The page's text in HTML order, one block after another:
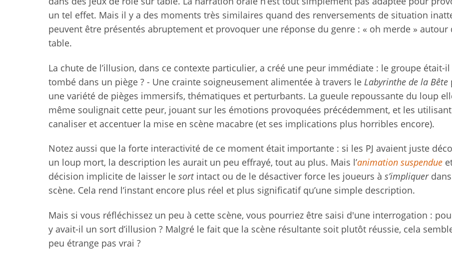
un tel effet. Mais il y a des moments très similaires quand des renversements de situation
peuvent être présentés abruptement et provoquer une réponse du genre : « oh merde » autour
table.
La chute de l’illusion, dans ce contexte particulier, a créé une peur immédiate : le groupe était-il
tombé dans un piège ? - Une crainte soigneusement alimentée à travers le Labyrinthe de la Bête
une variété de pièges immersifs, thématiques et perturbants. La gueule repoussante du loup
même soulignait cette peur, jouant sur les émotions provoquées précédemment, et les
canaliser et accentuer la mise en scène macabre (et ses implications plus horribles encore).
Notez aussi que la forte interactivité de ce moment était importante : si les PJ avaient juste
un loup mort, la description les aurait un peu effrayé, tout au plus. Mais l’animation suspendue
décision implicite de laisser le sortintact ou de le désactiver force les joueurs à s’impliquer
scène. Cela rend l’instant encore plus réel et plus significatif qu’une simple description.
Mais si vous réfléchissez un peu à cette scène, vous pourriez être saisi d'une interrogation :
y avait-il un sort d’illusion ? Malgré le fait que la scène résultante soit plutôt réussie, cela
peu étrange pas vrai ?